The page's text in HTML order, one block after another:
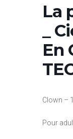
La
_
En
Clown –
Pour